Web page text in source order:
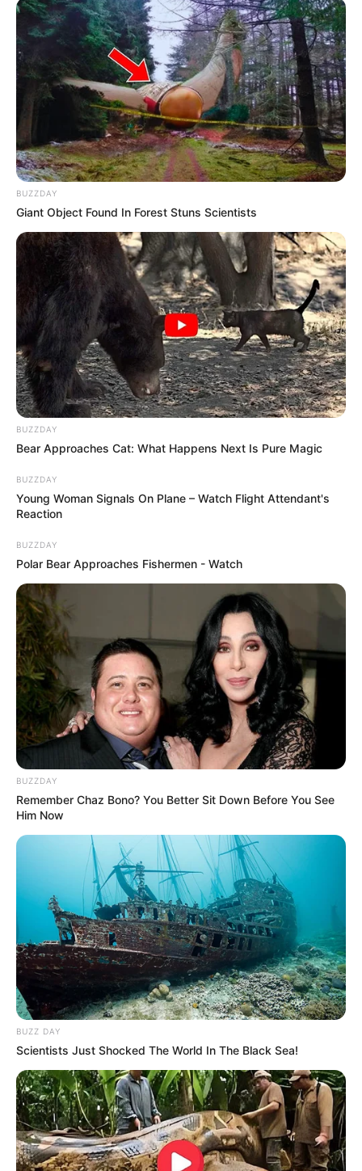
BUZZDAY
Giant Object Found In Forest Stuns Scientists
BUZZDAY
Bear Approaches Cat: What Happens Next Is Pure Magic
BUZZDAY
Young Woman Signals On Plane – Watch Flight Attendant's
Reaction
BUZZDAY
Polar Bear Approaches Fishermen - Watch
BUZZDAY
Remember Chaz Bono? You Better Sit Down Before You See
Him Now
BUZZ DAY
Scientists Just Shocked The World In The Black Sea!